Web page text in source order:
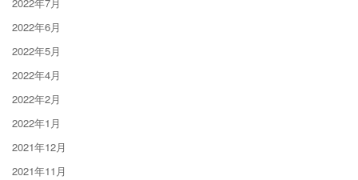
2022年6月
2022年5月
2022年4月
2022年2月
2022年1月
2021年12月
2021年11月